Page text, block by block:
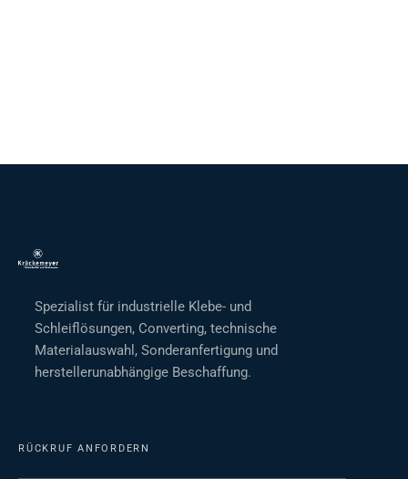
Spezialist für industrielle Klebe- und
Schleiflösungen, Converting, technische
Materialauswahl, Sonderanfertigung und
herstellerunabhängige Beschaffung.
RÜCKRUF ANFORDERN